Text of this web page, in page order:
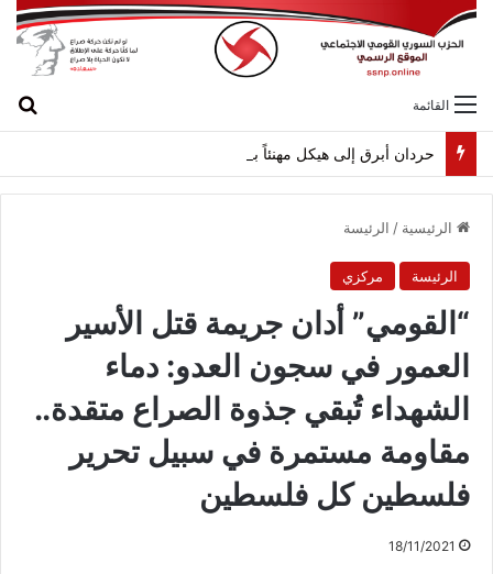
القائمة
حردان أبرق إلى هيكل مهنئاً بمناسبة عيد الجيش
الرئيسية / الرئيسة
الرئيسة مركزي
“القومي” أدان جريمة قتل الأسير
العمور في سجون العدو: دماء
الشهداء تُبقي جذوة الصراع متقدة..
مقاومة مستمرة في سبيل تحرير
فلسطين كل فلسطين
18/11/2021